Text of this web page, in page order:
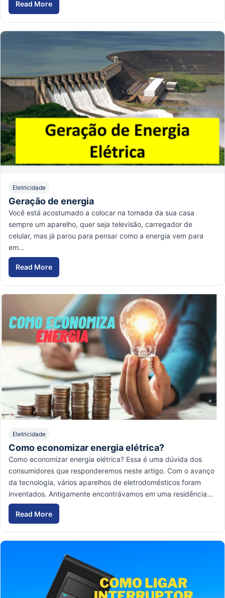
Read More
Como fazer uma tubulação de Lage?
Eletricidade
Geração de energia
Você está acostumado a colocar na tomada da sua casa
sempre um aparelho, quer seja televisão, carregador de
celular, mas já parou para pensar como a energia vem para
em…
Read More
Geração de energia
Eletricidade
Como economizar energia elétrica?
Como economizar energia elétrica? Essa é uma dúvida dos
consumidores que responderemos neste artigo. Com o avanço
da tecnologia, vários aparelhos de eletrodomésticos foram
inventados. Antigamente encontrávamos em uma residência…
Read More
Como economizar energia elétrica?